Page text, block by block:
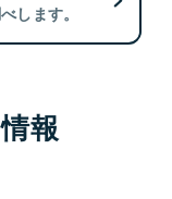
します。
報